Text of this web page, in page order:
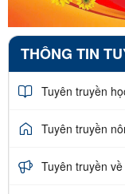
THÔNG TIN
Tuyên truyền
Tuyên truyền
Tuyên truyền